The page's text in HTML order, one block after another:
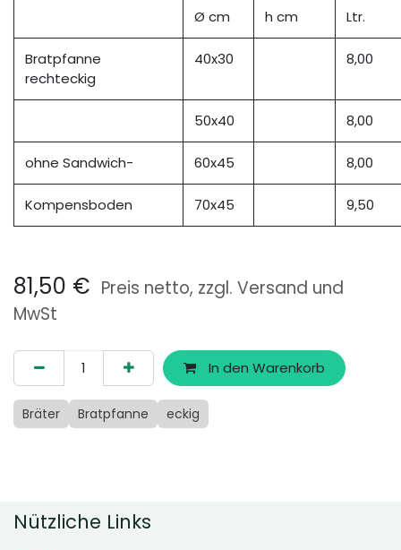
Ø cm h cm Ltr.
Bratpfanne
rechteckig
40x30 8,00
50x40 8,00
ohne Sandwich- 60x45 8,00
Kompensboden 70x45 9,50
81,50 € Preis netto, zzgl. Versand und
MwSt
In den Warenkorb
Bräter Bratpfanne eckig
Nützliche Links